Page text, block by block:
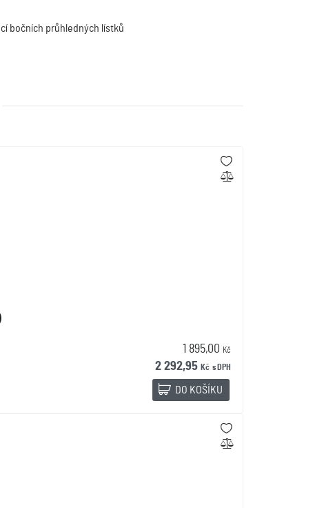
bočních průhledných lístků
1 895,00 Kč
2 292,95 Kč s DPH
DO KOŠÍKU